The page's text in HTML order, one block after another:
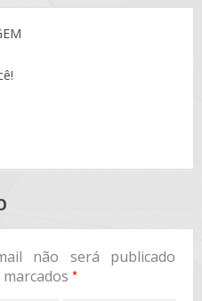
não será publicado
*